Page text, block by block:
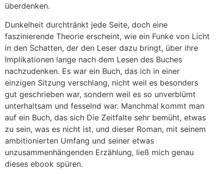
überdenken.
Dunkelheit durchtränkt jede Seite, doch eine
faszinierende Theorie erscheint, wie ein Funke von Licht
in den Schatten, der den Leser dazu bringt, über ihre
Implikationen lange nach dem Lesen des Buches
nachzudenken. Es war ein Buch, das ich in einer
einzigen Sitzung verschlang, nicht weil es besonders
gut geschrieben war, sondern weil es so unverblümt
unterhaltsam und fesselnd war. Manchmal kommt man
auf ein Buch, das sich Die Zeitfalte sehr bemüht, etwas
zu sein, was es nicht ist, und dieser Roman, mit seinem
ambitionierten Umfang und seiner etwas
unzusammenhängenden Erzählung, ließ mich genau
dieses ebook spüren.